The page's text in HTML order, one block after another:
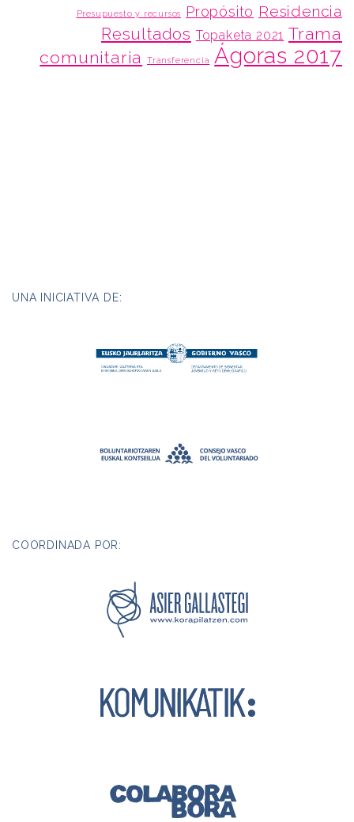
Presupuesto y recursos Propósito Residencia
Resultados Topaketa 2021 Trama
comunitaria
Transferencia Ágoras 2017
UNA INICIATIVA DE:
COORDINADA POR: